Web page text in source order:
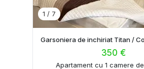
1 / 7
Garsoniera de inchiriat Titan /
350 €
Apartament cu 1 camere